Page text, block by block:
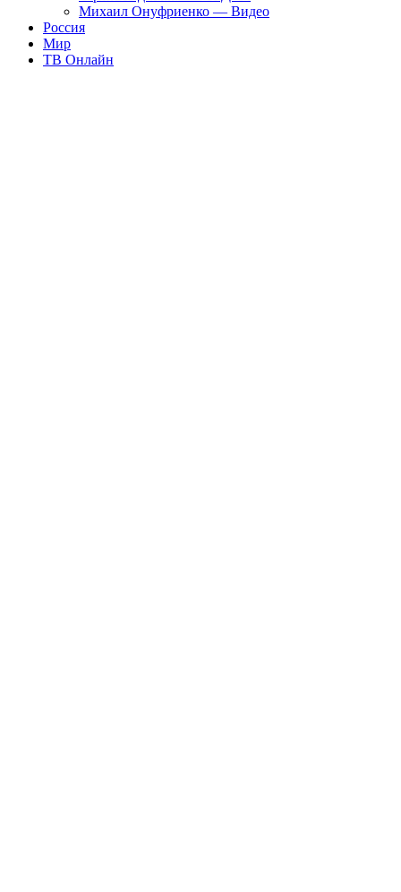
Михаил Онуфриенко — Видео
Россия
Мир
ТВ Онлайн